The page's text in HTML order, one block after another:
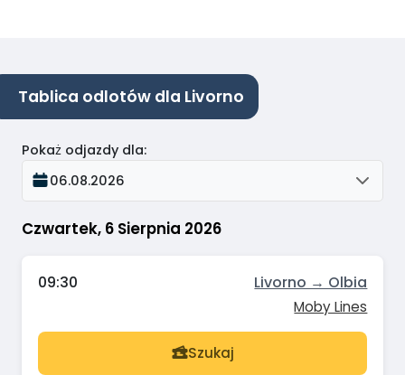
Tablica odlotów dla Livorno
Czwartek, 6 Sierpnia 2026
Pokaż odjazdy dla:
06.08.2026
09:30 Livorno → Olbia
Moby Lines
Szukaj